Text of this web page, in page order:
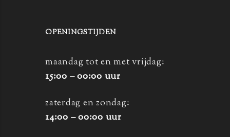
OPENINGSTIJDEN
maandag tot en met vrijdag:
15:00 – 00:00 uur
zaterdag en zondag:
14:00 – 00:00 uur